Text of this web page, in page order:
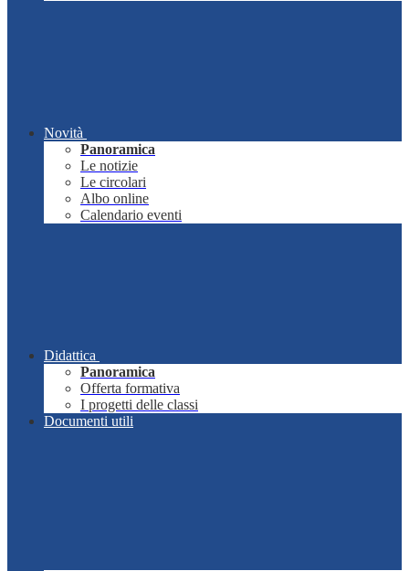
Novità
Panoramica
Le notizie
Le circolari
Albo online
Calendario eventi
Didattica
Panoramica
Offerta formativa
I progetti delle classi
Documenti utili